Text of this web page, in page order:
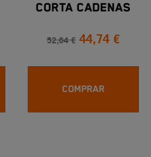
CORTA CADENAS
52,64 € 44,74 €
COMPRAR